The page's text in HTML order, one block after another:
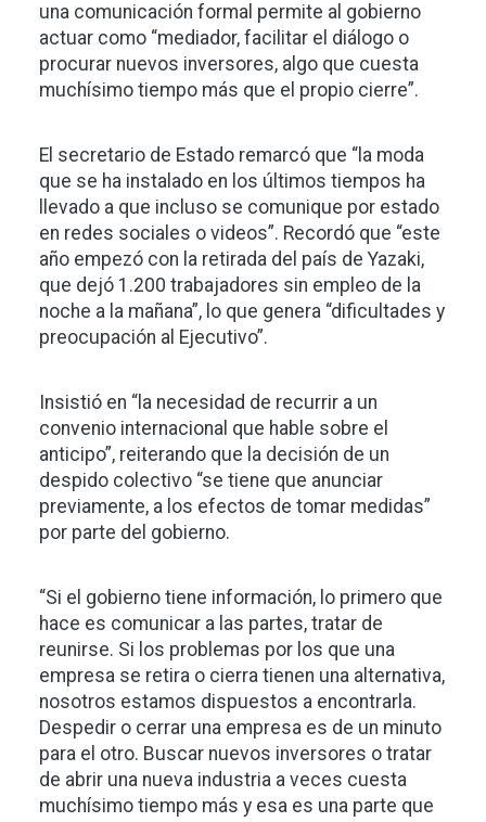
una comunicación formal permite al gobierno
actuar como “mediador, facilitar el diálogo o
procurar nuevos inversores, algo que cuesta
muchísimo tiempo más que el propio cierre”.
El secretario de Estado remarcó que “la moda
que se ha instalado en los últimos tiempos ha
llevado a que incluso se comunique por estado
en redes sociales o videos”. Recordó que “este
año empezó con la retirada del país de Yazaki,
que dejó 1.200 trabajadores sin empleo de la
noche a la mañana”, lo que genera “dificultades y
preocupación al Ejecutivo”.
Insistió en “la necesidad de recurrir a un
convenio internacional que hable sobre el
anticipo”, reiterando que la decisión de un
despido colectivo “se tiene que anunciar
previamente, a los efectos de tomar medidas”
por parte del gobierno.
“Si el gobierno tiene información, lo primero que
hace es comunicar a las partes, tratar de
reunirse. Si los problemas por los que una
empresa se retira o cierra tienen una alternativa,
nosotros estamos dispuestos a encontrarla.
Despedir o cerrar una empresa es de un minuto
para el otro. Buscar nuevos inversores o tratar
de abrir una nueva industria a veces cuesta
muchísimo tiempo más y esa es una parte que